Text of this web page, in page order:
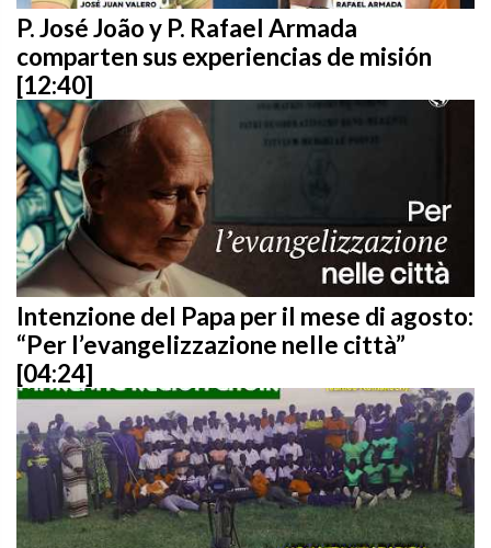
P. José João y P. Rafael Armada
comparten sus experiencias de misión
[12:40]
Intenzione del Papa per il mese di agosto:
“Per l’evangelizzazione nelle città”
[04:24]